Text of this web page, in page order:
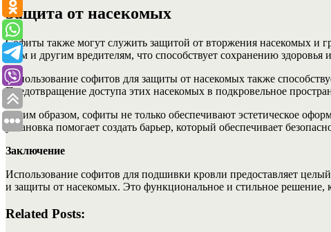
Защита от насекомых
Софиты также могут служить защитой от вторжения насекомых и
осам и другим вредителям, что способствует сохранению здоровья
Использование софитов для защиты от насекомых также
Предотвращение доступа этих насекомых в подкровельное
Таким образом, софиты не только обеспечивают эстетическое
установка помогает создать барьер, который обеспечивает
Заключение
Использование софитов для подшивки кровли предоставляет
и защиты от насекомых. Это функциональное и стильное решение,
Related Posts: